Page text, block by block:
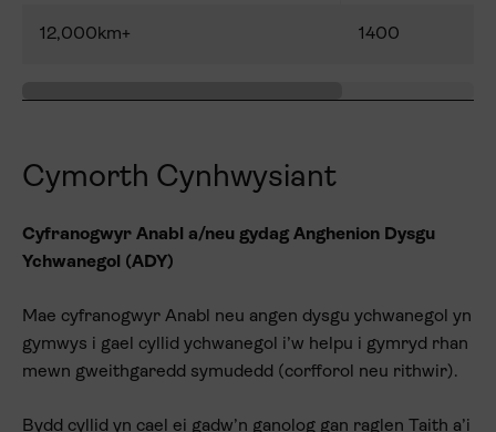
12,000km+ 1400
Cymorth Cynhwysiant
Cyfranogwyr Anabl a/neu gydag Anghenion Dysgu
Ychwanegol (ADY)
Mae cyfranogwyr Anabl neu angen dysgu ychwanegol yn
gymwys i gael cyllid ychwanegol i’w helpu i gymryd rhan
mewn gweithgaredd symudedd (corfforol neu rithwir).
Bydd cyllid yn cael ei gadw’n ganolog gan raglen Taith a’i